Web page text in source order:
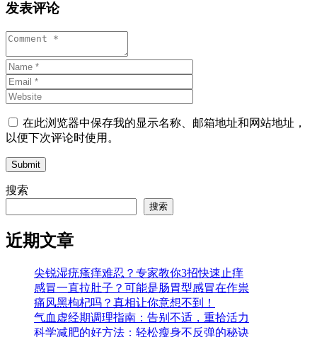
发表评论
在此浏览器中保存我的显示名称、邮箱地址和网站地址，
以便下次评论时使用。
Submit
搜索
搜索
近期文章
尖锐湿疣瘙痒难忍？专家教你3招快速止痒
感冒一直拉肚子？可能是肠胃型感冒在作祟
痛风黑枸杞吗？真相让你意想不到！
气血虚经期调理指南：告别不适，重拾活力
科学减肥的好方法：轻松瘦身不反弹的秘诀